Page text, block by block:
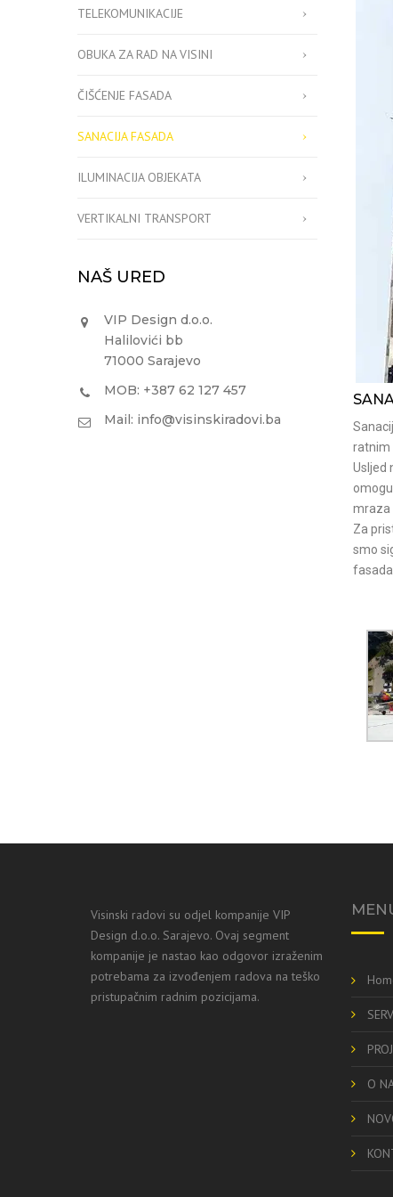
TELEKOMUNIKACIJE
OBUKA ZA RAD NA VISINI
ČIŠĆENJE FASADA
SANACIJA FASADA
ILUMINACIJA OBJEKATA
VERTIKALNI TRANSPORT
NAŠ URED
VIP Design d.o.o.
Halilovići bb
71000 Sarajevo
MOB: +387 62 127 457
Mail: info@visinskiradovi.ba
ratnim
Usljed
mraza
Za
smo
Visinski radovi su odjel kompanije VIP
Design d.o.o. Sarajevo. Ovaj segment
kompanije je nastao kao odgovor izraženim
potrebama za izvođenjem radova na teško
pristupačnim radnim pozicijama.
O